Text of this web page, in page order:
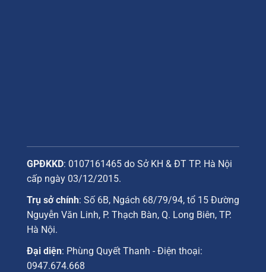
GPĐKKD: 0107161465 do Sở KH & ĐT TP. Hà Nội
cấp ngày 03/12/2015.
Trụ sở chính: Số 6B, Ngách 68/79/94, tổ 15 Đường
Nguyễn Văn Linh, P. Thạch Bàn, Q. Long Biên, TP.
Hà Nội.
Đại diện: Phùng Quyết Thanh - Điện thoại:
0947.674.668